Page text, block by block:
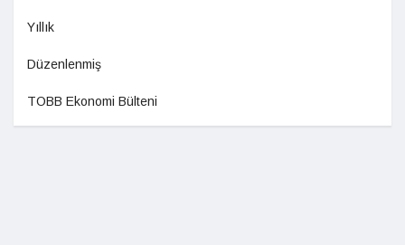
Yıllık
Düzenlenmiş
TOBB Ekonomi Bülteni